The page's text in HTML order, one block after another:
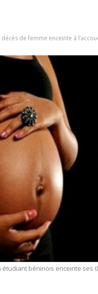
décès de femme enceinte à
étudiant béninois enceinte ses